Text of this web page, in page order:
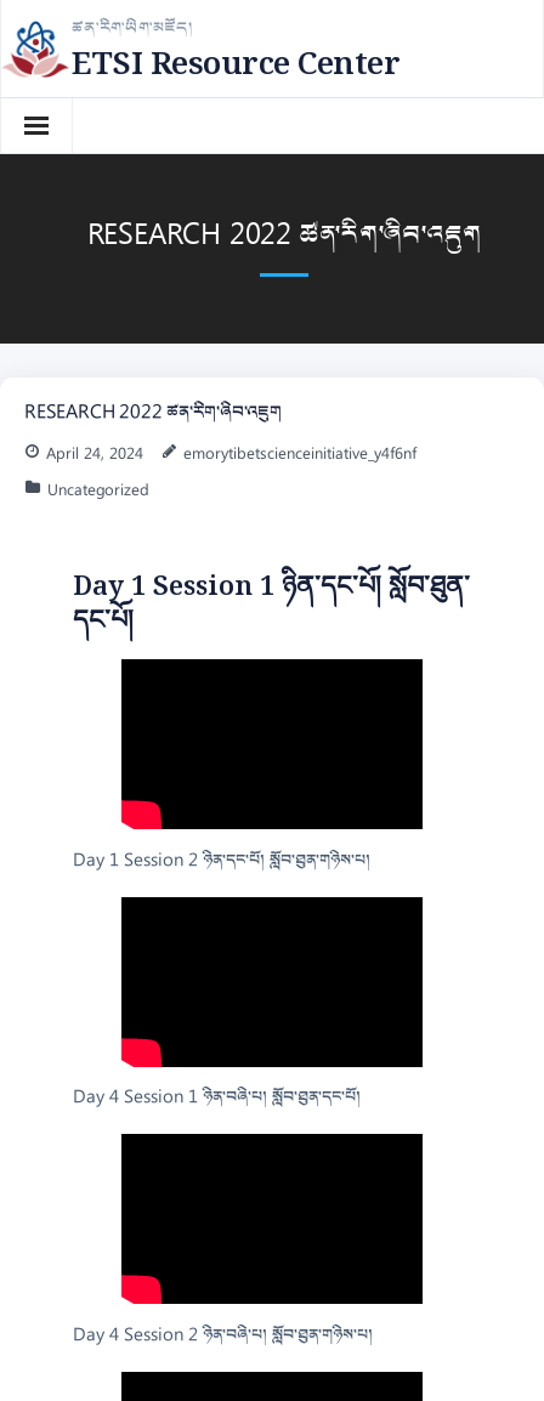
Skip
to
content
ཚན་རིག་ཡིག་མཛོད།
ETSI Resource Center
RESEARCH 2022 ཚན་རིག་ཞིབ་འཇུག
RESEARCH 2022 ཚན་རིག་ཞིབ་འཇུག
April 24, 2024
emorytibetscienceinitiative_y4f6nf
Uncategorized
Day 1 Session 1 ཉིན་དང་པོ། སློབ་ཐུན་
དང་པོ།
Day 1 Session 2 ཉིན་དང་པོ། སློབ་ཐུན་གཉིས་པ།
Day 4 Session 1 ཉིན་བཞི་པ། སློབ་ཐུན་དང་པོ།
Day 4 Session 2 ཉིན་བཞི་པ། སློབ་ཐུན་གཉིས་པ།